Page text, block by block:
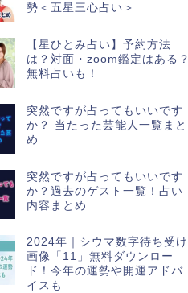
勢＜五星三心占い＞
【星ひとみ占い】予約方法
は？対面・zoom鑑定はある？
無料占いも！
突然ですが占ってもいいです
か？ 当たった芸能人一覧まと
め
突然ですが占ってもいいです
か？過去のゲスト一覧！占い
内容まとめ
2024年｜シウマ数字待ち受け
画像「11」無料ダウンロー
ド！今年の運勢や開運アドバ
イスも